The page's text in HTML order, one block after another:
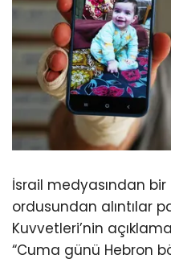
İsrail medyasından bir
ordusundan alıntılar
Kuvvetleri’nin
“Cuma günü Hebron